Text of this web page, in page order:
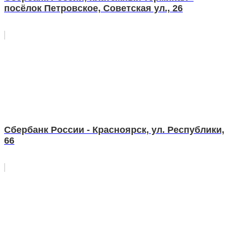
посёлок Петровское, Советская ул., 26
Сбербанк России - Красноярск, ул. Республики,
66